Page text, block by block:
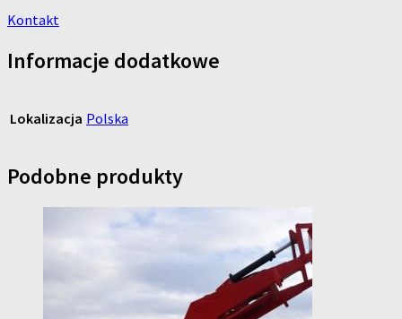
Kontakt
Informacje dodatkowe
Lokalizacja Polska
Podobne produkty